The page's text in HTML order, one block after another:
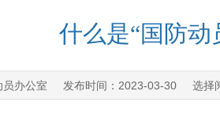
什么是“国防动
员办公室 发布时间： 2023-03-30选择阅